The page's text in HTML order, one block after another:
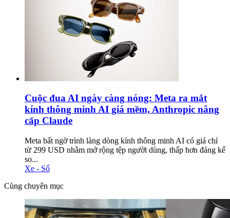
Cuộc đua AI ngày càng nóng: Meta ra mắt
kính thông minh AI giá mềm, Anthropic nâng
cấp Claude
Meta bất ngờ trình làng dòng kính thông minh AI có giá chỉ
từ 299 USD nhằm mở rộng tệp người dùng, thấp hơn đáng kể
so...
Xe - Số
Cùng chuyên mục